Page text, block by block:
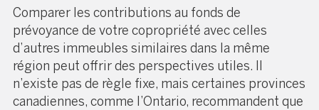
Comparer les contributions au fonds de
prévoyance de votre copropriété avec celles
d’autres immeubles similaires dans la même
région peut offrir des perspectives utiles. Il
n’existe pas de règle fixe, mais certaines provinces
canadiennes, comme l’Ontario, recommandent que